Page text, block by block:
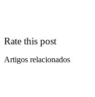
Rate this post
Artigos relacionados